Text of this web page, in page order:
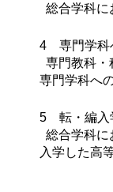
総合学科に
4 専門学科
専門教科・
専門学科へ
5 転・編入
総合学科に
入学した高